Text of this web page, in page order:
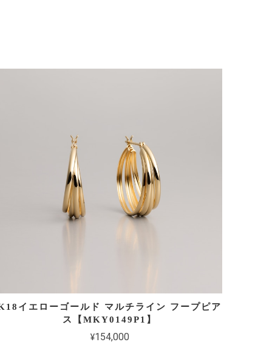
イエローゴールド マルチライン フープピア
ス【MKY0149P1】
¥154,000